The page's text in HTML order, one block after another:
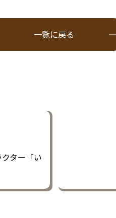
一覧に戻る
ター「い